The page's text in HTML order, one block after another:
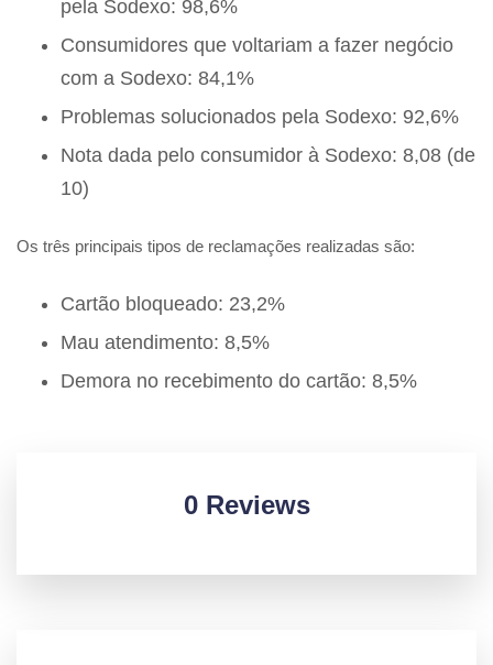
pela Sodexo: 98,6%
Consumidores que voltariam a fazer negócio
com a Sodexo: 84,1%
Problemas solucionados pela Sodexo: 92,6%
Nota dada pelo consumidor à Sodexo: 8,08 (de
10)
Os três principais tipos de reclamações realizadas são:
Cartão bloqueado: 23,2%
Mau atendimento: 8,5%
Demora no recebimento do cartão: 8,5%
0 Reviews